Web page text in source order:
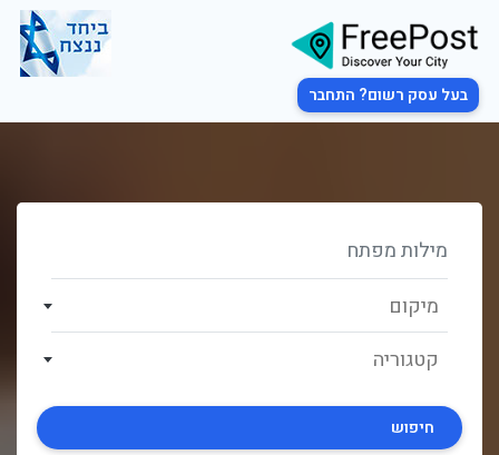
בעל עסק רשום? התחבר
מיקום
קטגוריה
חיפוש